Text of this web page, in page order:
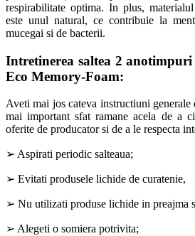
respirabilitate optima. In plus,
este unul natural, ce contribuie la
mucegai si de bacterii.
Intretinerea saltea 2 anotimpuri
Eco Memory-Foam:
Aveti mai jos cateva instructiuni
mai important sfat ramane acela de a
oferite de producator si de a le respecta
➢ Aspirati periodic salteaua;
➢ Evitati produsele lichide de curatenie,
➢ Nu utilizati produse lichide in preajma
➢ Alegeti o somiera potrivita;